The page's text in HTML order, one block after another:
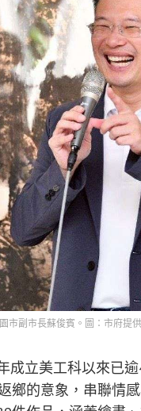
市副市長蘇俊賓。圖：市府提供
成立美工科以來已
鄉的意象，串聯情